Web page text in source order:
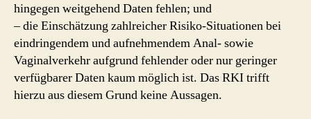
hingegen weitgehend Daten fehlen; und
– die Einschätzung zahlreicher Risiko-Situationen bei
eindringendem und aufnehmendem Anal- sowie
Vaginalverkehr aufgrund fehlender oder nur geringer
verfügbarer Daten kaum möglich ist. Das RKI trifft
hierzu aus diesem Grund keine Aussagen.